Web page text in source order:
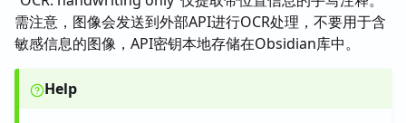
需注意，图像会发送到外部API进行OCR处理，不要用于含
敏感信息的图像，API密钥本地存储在Obsidian库中。
Help